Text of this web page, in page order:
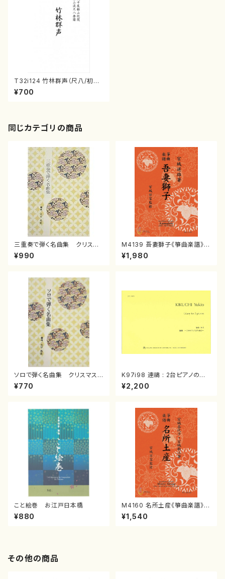
T32i124 竹林群声（尺八/初代
石垣征山/尺八/都山式譜）都山
流公刊楽譜曲番:573
¥700
同じカテゴリの商品
三重奏で弾く名曲集 クリスマ
スメドレー( 箏2/大平光美 編
曲/楽譜）
¥990
M4139 吾妻獅子《箏曲楽譜》
（箏/宮城道雄著・宮城宗家監修/
箏曲古典楽譜）
¥1,980
ソロで弾く名曲集 クリスマス・
イブ／恋人がサンタクロース(
箏独奏 /大平光美 編曲/楽
¥770
K97i98 連禱 : 2台ピアノのた
めの（2 Pianos / 菊池 幸夫 /
楽譜）
¥2,200
こと絵巻 お江戸日本橋
¥880
M4160 名所土産《箏曲楽譜》
（箏/宮城喜代子・宮城数江著・
宮城宗家監修/箏曲古典楽譜）
¥1,540
その他の商品